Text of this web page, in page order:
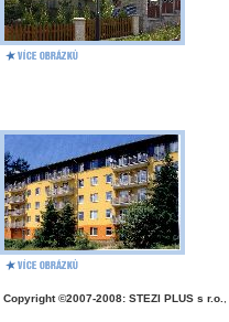
Copyright ©2007-2008: STEZI PLUS s r.o.